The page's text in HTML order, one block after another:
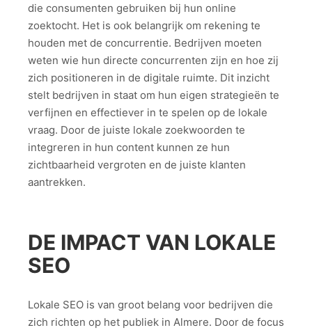
die consumenten gebruiken bij hun online
zoektocht. Het is ook belangrijk om rekening te
houden met de concurrentie. Bedrijven moeten
weten wie hun directe concurrenten zijn en hoe zij
zich positioneren in de digitale ruimte. Dit inzicht
stelt bedrijven in staat om hun eigen strategieën te
verfijnen en effectiever in te spelen op de lokale
vraag. Door de juiste lokale zoekwoorden te
integreren in hun content kunnen ze hun
zichtbaarheid vergroten en de juiste klanten
aantrekken.
DE IMPACT VAN LOKALE
SEO
Lokale SEO is van groot belang voor bedrijven die
zich richten op het publiek in Almere. Door de focus